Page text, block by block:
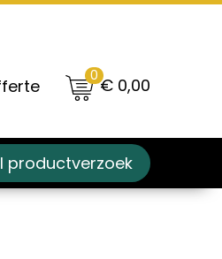
0€ 0,00
productverzoek